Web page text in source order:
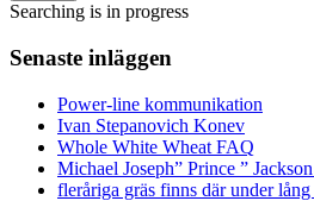
Searching is in progress
Senaste inläggen
Power-line kommunikation
Ivan Stepanovich Konev
Whole White Wheat FAQ
Michael Joseph” Prince ”
fleråriga gräs finns där under